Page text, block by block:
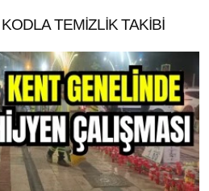
TEMİZLİK TAKİBİ